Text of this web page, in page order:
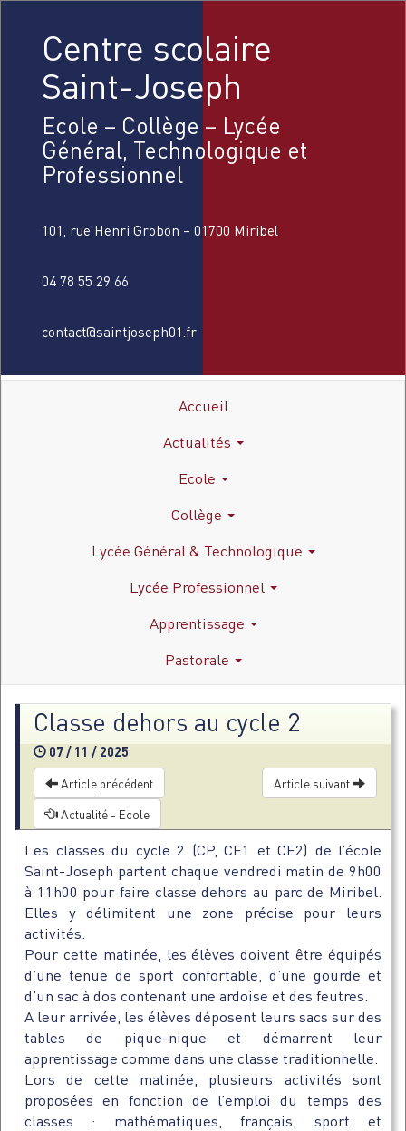
Centre scolaire
Saint-Joseph
Ecole – Collège – Lycée
Général, Technologique et
Professionnel
101, rue Henri Grobon – 01700 Miribel
04 78 55 29 66
contact@saintjoseph01.fr
Accueil
Actualités
Ecole
Collège
Lycée Général & Technologique
Lycée Professionnel
Apprentissage
Pastorale
Classe dehors au cycle 2
07 / 11 / 2025
Article précédent
Article suivant
Actualité - Ecole
Les classes du cycle 2 (CP, CE1 et CE2) de l’école
Saint-Joseph partent chaque vendredi matin de 9h00
à 11h00 pour faire classe dehors au parc de Miribel.
Elles y délimitent une zone précise pour leurs
activités.
Pour cette matinée, les élèves doivent être équipés
d’une tenue de sport confortable, d’une gourde et
d’un sac à dos contenant une ardoise et des feutres.
A leur arrivée, les élèves déposent leurs sacs sur des
tables de pique-nique et démarrent leur
apprentissage comme dans une classe traditionnelle.
Lors de cette matinée, plusieurs activités sont
proposées en fonction de l’emploi du temps des
classes : mathématiques, français, sport et